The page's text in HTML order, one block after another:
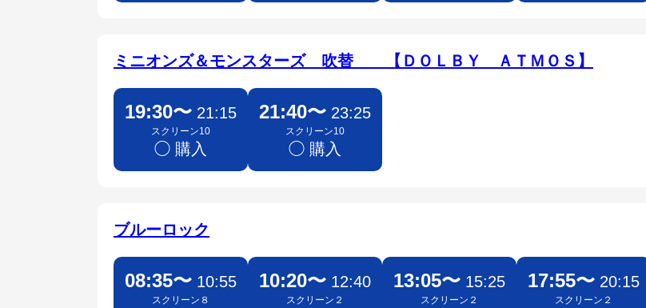
ミニオンズ＆モンスターズ 吹替 【ＤＯＬＢＹ ＡＴＭＯＳ】
19:30〜 21:15
スクリーン10
◯ 購入
21:40〜 23:25
スクリーン10
◯ 購入
ブルーロック
08:35〜 10:55
スクリーン８
10:20〜 12:40
スクリーン２
13:05〜 15:25
スクリーン２
17:55〜 20:15
スクリーン２